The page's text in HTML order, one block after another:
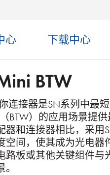
播客
心 下载中心
BTW
连接器是SN系列中最
BTW）的应用场景提
器和连接器相比，采用
空间，使其成为光电
路板或其他关键组件